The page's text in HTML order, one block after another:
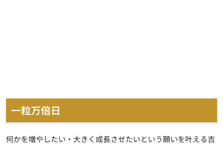
一粒万倍日
何かを増やしたい・大きく成長させたいという願いを叶える吉